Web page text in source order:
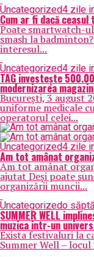
Uncategorized4 zile
Cum ar fi dacă
Poate smartwatch-
smash la
interesul...
Uncategorized4 zile
TAG investește
modernizarea
București, 3 august
uniforme medicale
operatorul celei...
Uncategorized4 zile
Am tot amânat
Am tot amânat
ajutat Deși poate
organizării muncii...
Uncategorizedo
SUMMER WELL
muzica intr-un
Exista festivaluri la
Summer Well –